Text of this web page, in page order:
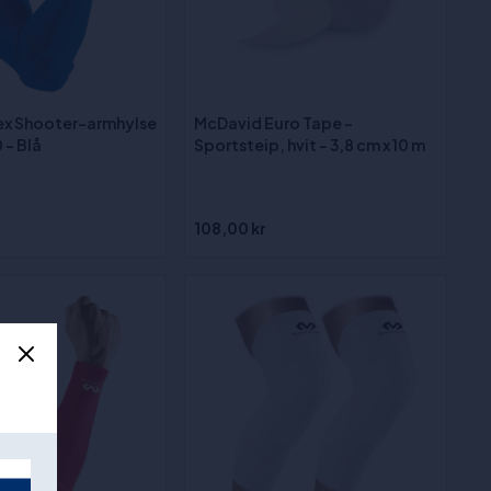
Shooter-armhylse
- Blå
McDavid Euro Tape -
Sportsteip, hvit - 3,8 cm x 10 m
108,00 kr